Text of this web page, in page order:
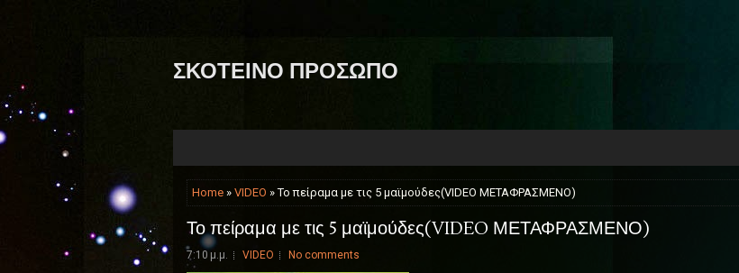
ΣΚΟΤΕΙΝΟ ΠΡΟΣΩΠΟ
Home » VIDEO » Το πείραμα με τις 5 μαϊμούδες(VIDEO ΜΕΤΑΦΡΑΣΜΕΝΟ)
Το πείραμα με τις 5 μαϊμούδες(VIDEO ΜΕΤΑΦΡΑΣΜΕΝΟ)
7:10 μ.μ. VIDEO No comments